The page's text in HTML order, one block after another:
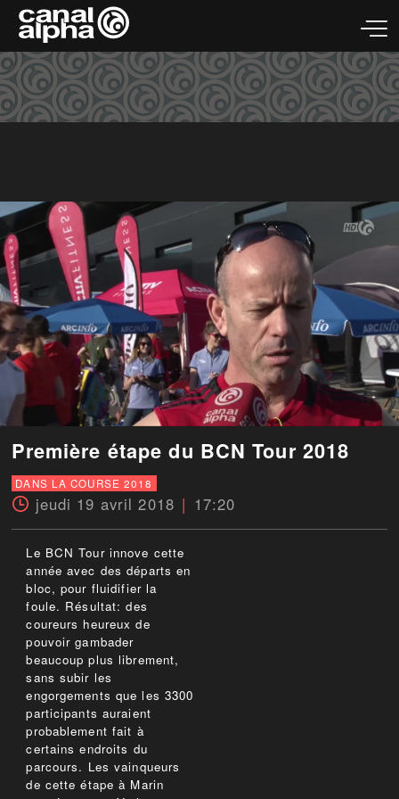
Première étape du BCN Tour 2018
DANS LA COURSE 2018
jeudi 19 avril 2018 17:20
Le BCN Tour innove cette
année avec des départs en
bloc, pour fluidifier la
foule. Résultat: des
coureurs heureux de
pouvoir gambader
beaucoup plus librement,
sans subir les
engorgements que les 3300
participants auraient
probablement fait à
certains endroits du
parcours. Les vainqueurs
de cette étape à Marin